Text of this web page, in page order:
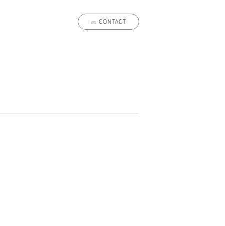
CONTACT